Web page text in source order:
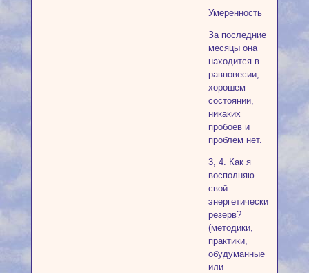
Умеренность
За последние
месяцы она
находится в
равновесии,
хорошем
состоянии,
никаких
пробоев и
проблем нет.
3, 4. Как я
восполняю
свой
энергетический
резерв?
(методики,
практики,
обудуманные
или